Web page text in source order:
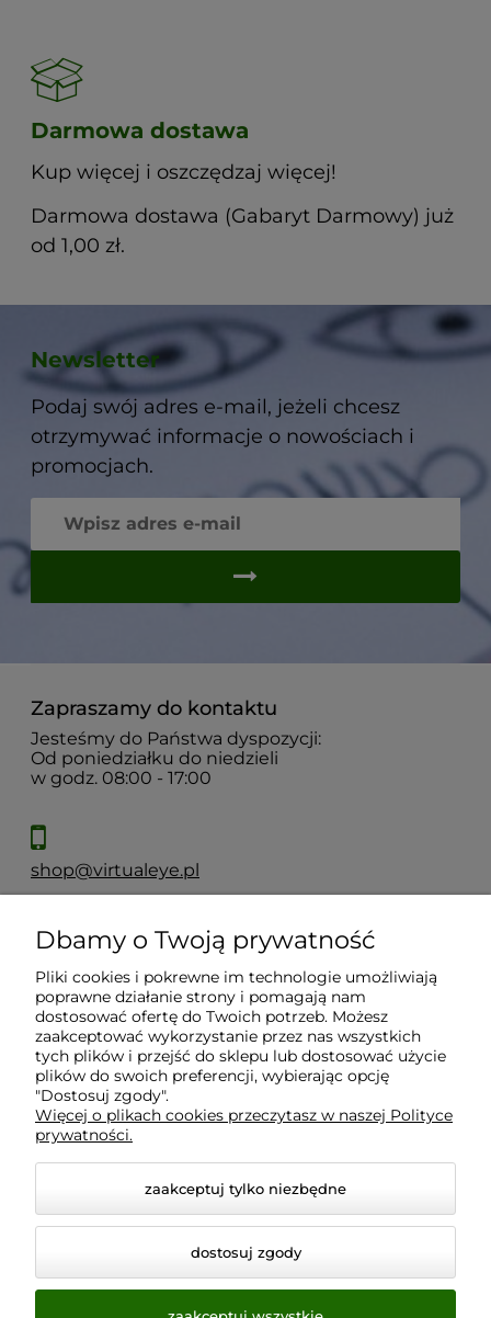
Darmowa dostawa
Kup więcej i oszczędzaj więcej!
Darmowa dostawa (Gabaryt Darmowy) już
od 1,00 zł.
Newsletter
Podaj swój adres e-mail, jeżeli chcesz
otrzymywać informacje o nowościach i
promocjach.
Zapraszamy do kontaktu
Jesteśmy do Państwa dyspozycji:
Od poniedziałku do niedzieli
w godz. 08:00 - 17:00
shop@virtualeye.pl
Moje konto
Płatności i dostawa
Informacje
O nas
Dbamy o Twoją prywatność
Pliki cookies i pokrewne im technologie umożliwiają
poprawne działanie strony i pomagają nam
dostosować ofertę do Twoich potrzeb. Możesz
zaakceptować wykorzystanie przez nas wszystkich
tych plików i przejść do sklepu lub dostosować użycie
plików do swoich preferencji, wybierając opcję
"Dostosuj zgody".
Więcej o plikach cookies przeczytasz w naszej Polityce
prywatności.
zaakceptuj tylko niezbędne
dostosuj zgody